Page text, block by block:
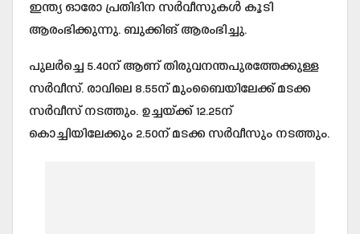
ഇന്ത്യ ഓരോ പ്രതിദിന സര്‍വീസുകള്‍ കൂടി
ആരംഭിക്കുന്നു. ബുക്കിങ് ആരംഭിച്ചു.
പുലര്‍ച്ചെ 5.40ന് ആണ് തിരുവനന്തപുരത്തേക്കുള്ള
സര്‍വീസ്. രാവിലെ 8.55ന് മുംബൈയിലേക്ക് മടക്ക
സര്‍വീസ് നടത്തും. ഉച്ചയ്ക്ക് 12.25ന്
കൊച്ചിയിലേക്കും 2.50ന് മടക്ക സര്‍വീസും നടത്തും.